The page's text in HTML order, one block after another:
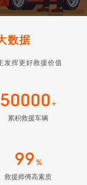
数据
发挥更好救援价值
50000 +
累积救援车辆
99 %
救援师傅高素质